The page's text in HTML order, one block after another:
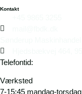
Kontakt
Telefontid:
Værksted
7-15:45 mandag-torsdag